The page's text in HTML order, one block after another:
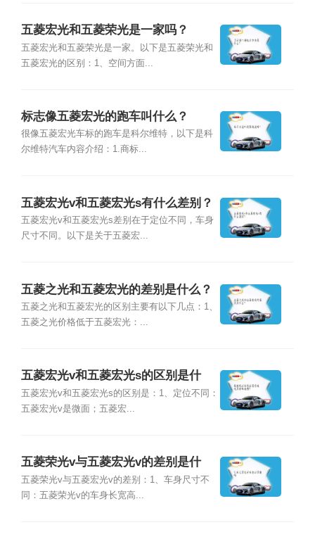
五菱宏光和五菱荣光是一家吗？
五菱宏光和五菱荣光是一家。以下是五菱荣光和
五菱宏光的区别：1、空间方面...
标志像五菱宏光的跑车叫什么？
很像五菱宏光车标的跑车是科尔维特，以下是科
尔维特汽车内容介绍：1.商标...
五菱宏光v和五菱宏光s有什么差别？
五菱宏光v和五菱宏光s差别在于定位不同，车身
尺寸不同。以下是关于五菱宏...
五菱之光和五菱宏光的差别是什么？
五菱之光和五菱宏光的区别主要有以下几点：1、
五菱之光价格低于五菱宏光：...
五菱宏光v和五菱宏光s的区别是什
么？
五菱宏光v和五菱宏光s的区别是：1、定位不同：
五菱宏光v是微面；五菱宏...
五菱荣光v与五菱宏光v的差别是什
么？
五菱荣光v与五菱宏光v的差别：1、车身尺寸不
同：五菱荣光v的车身长宽高...